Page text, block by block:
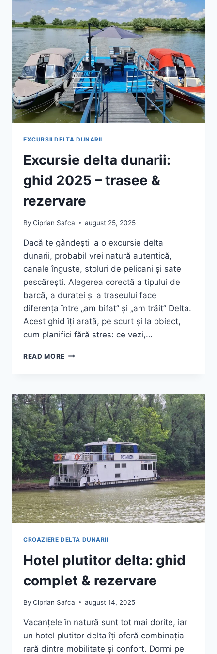
OAMENI
IMPLICATI
SI
RESPONSABILI,
PESCARI
AMATORI
EXCURSII DELTA DUNARII
Excursie delta dunarii:
ghid 2025 – trasee &
rezervare
By Ciprian Safca august 25, 2025
Dacă te gândești la o excursie delta
dunarii, probabil vrei natură autentică,
canale înguste, stoluri de pelicani și sate
pescărești. Alegerea corectă a tipului de
barcă, a duratei și a traseului face
diferența între „am bifat” și „am trăit” Delta.
Acest ghid îți arată, pe scurt și la obiect,
cum planifici fără stres: ce vezi,…
READ MORE EXCURSIE
2025
–
TRASEE
&
REZERVARE
CROAZIERE DELTA DUNARII
Hotel plutitor delta: ghid
complet & rezervare
By Ciprian Safca august 14, 2025
Vacanțele în natură sunt tot mai dorite, iar
un hotel plutitor delta îți oferă combinația
rară dintre mobilitate și confort. Dormi pe